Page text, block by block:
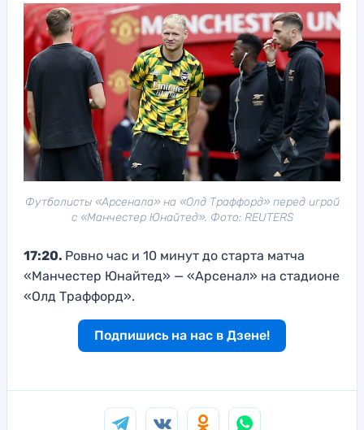
Футболисты «Арсенала» на «Олд Траффорд» перед игрой
с «Манчестер Юнайтед». Фото: REUTERS
17:20. Ровно час и 10 минут до старта матча
«Манчестер Юнайтед» — «Арсенал» на стадионе
«Олд Траффорд».
Подпишись на нас в Дзене!